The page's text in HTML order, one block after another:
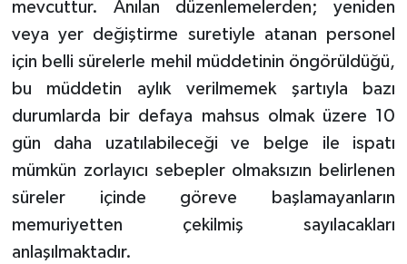
mevcuttur. Anılan düzenlemelerden; yeniden
veya yer değiştirme suretiyle atanan personel
için belli sürelerle mehil müddetinin öngörüldüğü,
bu müddetin aylık verilmemek şartıyla bazı
durumlarda bir defaya mahsus olmak üzere 10
gün daha uzatılabileceği ve belge ile ispatı
mümkün zorlayıcı sebepler olmaksızın belirlenen
süreler içinde göreve başlamayanların
memuriyetten çekilmiş sayılacakları
anlaşılmaktadır.